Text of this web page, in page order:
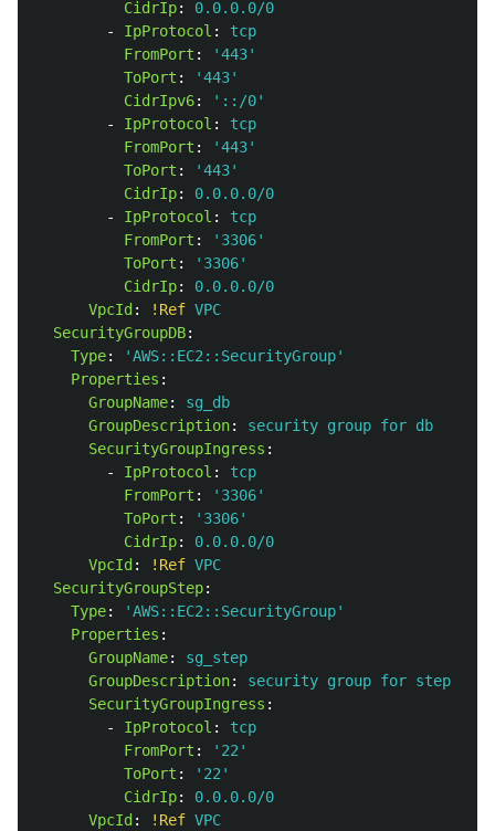
CidrIp:
0.0.0.0/0
-
IpProtocol :
tcp
FromPort : '443'
ToPort : '443'
CidrIpv6: ' ::/0'
-
IpProtocol :
tcp
FromPort : '443'
ToPort : '443'
CidrIp:
0.0.0.0/0
-
IpProtocol :
tcp
FromPort : ' 3306'
ToPort : ' 3306'
CidrIp:
0.0.0.0/0
VpcId : !Ref VPC
SecurityGroupDB:
Type: 'AWS::EC2::SecurityGroup'
Properties :
GroupName:
sg_db
GroupDescription:
security group for db
SecurityGroupIngress :
-
IpProtocol :
tcp
FromPort : ' 3306'
ToPort : ' 3306'
CidrIp:
0.0.0.0/0
VpcId : !Ref VPC
SecurityGroupStep:
Type: 'AWS::EC2::SecurityGroup'
Properties :
GroupName:
sg_step
GroupDescription:
security group for step
SecurityGroupIngress :
-
IpProtocol :
tcp
FromPort : ' 22'
ToPort : ' 22'
CidrIp:
0.0.0.0/0
VpcId : !Ref VPC